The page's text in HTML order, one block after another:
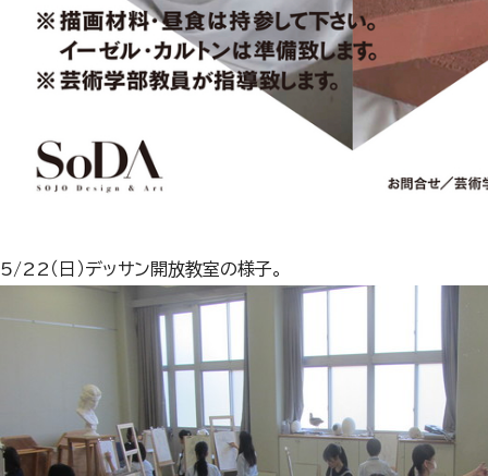
5/22（日）デッサン開放教室の様子。